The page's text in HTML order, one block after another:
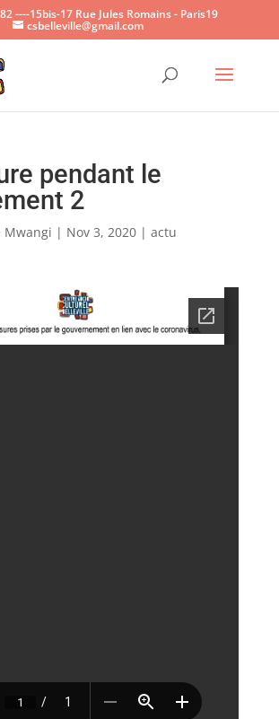
Ouvrir
----15bis-17 Rue Jules Romains - Paris19
csbelleville@gmail.com
pendant le
2
Mwangi | Nov 3, 2020| actu